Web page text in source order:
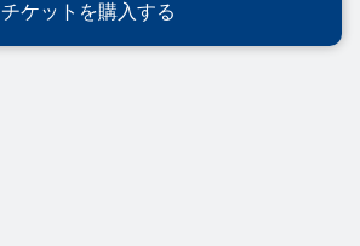
チケットを購入する